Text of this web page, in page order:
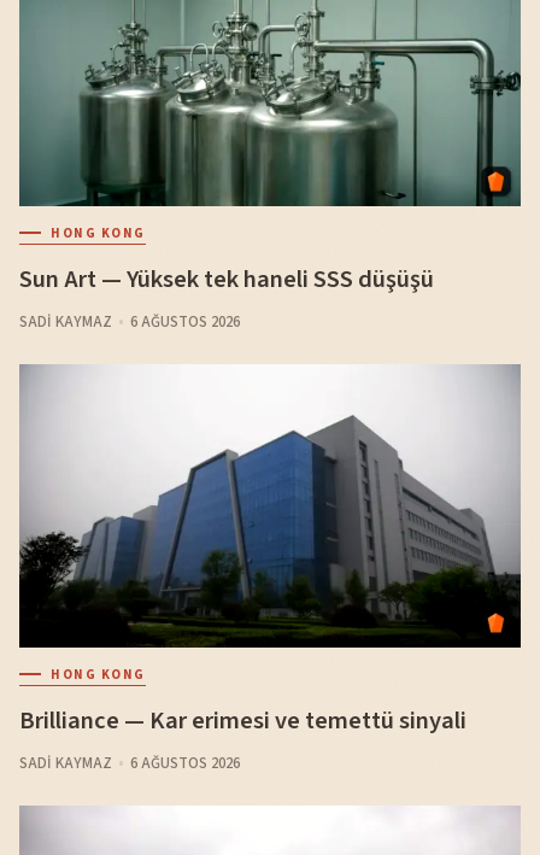
HONG KONG
Sun Art — Yüksek tek haneli SSS düşüşü
SADI KAYMAZ 6 AĞUSTOS 2026
HONG KONG
Brilliance — Kar erimesi ve temettü sinyali
SADI KAYMAZ 6 AĞUSTOS 2026